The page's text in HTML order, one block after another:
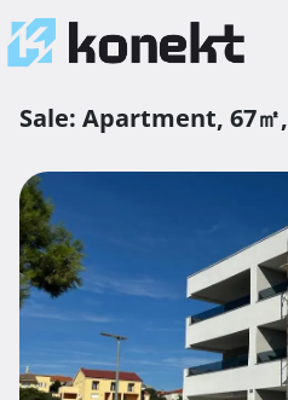
Sale: Apartment, 67㎡,